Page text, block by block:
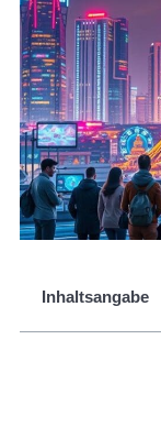
Inhaltsangabe